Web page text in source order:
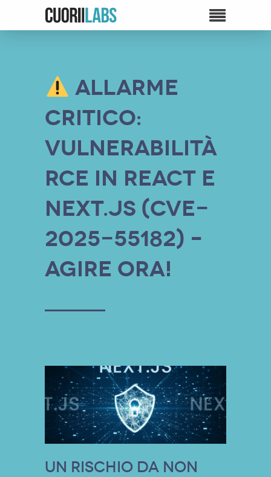
Allarme
Critico:
Vulnerabilità
RCE in React e
Next.js (CVE-
2025-55182) –
Agire Ora!
Un Rischio da non